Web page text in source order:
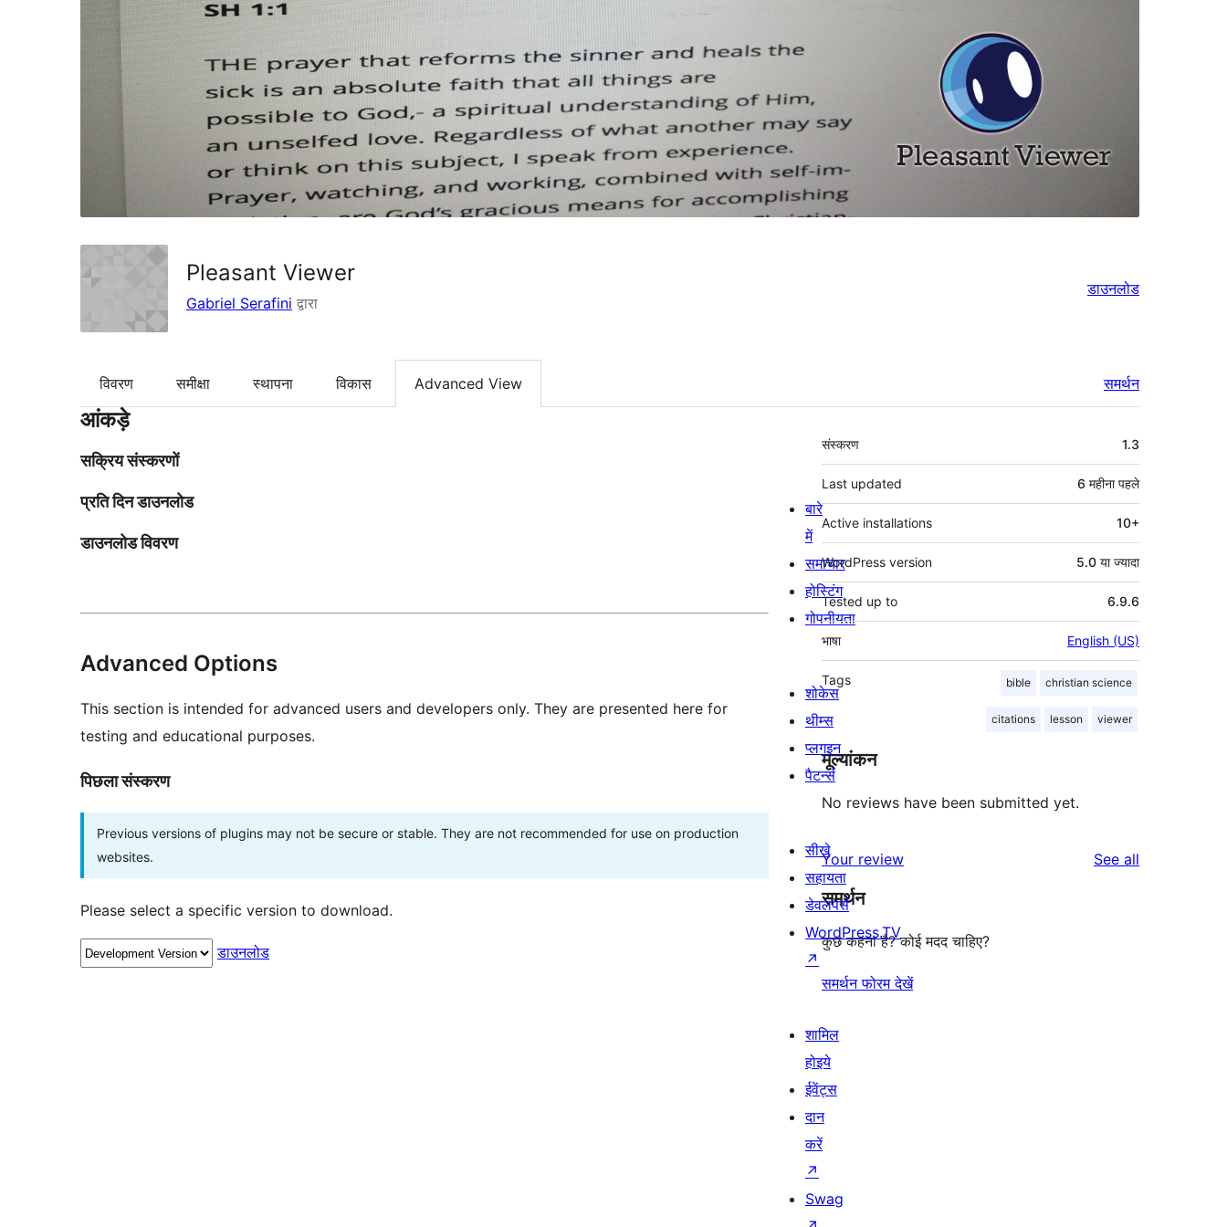
Pleasant Viewer
Gabriel Serafini द्वारा
डाउनलोड
विवरण समीक्षा स्थापना विकास Advanced View समर्थन
आंकड़े
सक्रिय संस्करणों
प्रति दिन डाउनलोड
डाउनलोड विवरण
Advanced Options
This section is intended for advanced users and developers only. They are presented here for
testing and educational purposes.
पिछला संस्करण
Previous versions of plugins may not be secure or stable. They are not recommended for use on production
websites.
Please select a specific version to download.
डाउनलोड
मेटा
संस्करण 1.3
Last updated 6 महीनापहले
Active installations 10+
WordPress version 5.0 या ज्यादा
Tested up to 6.9.6
भाषा English (US)
Tags bible christian science
citations lesson viewer
मूल्यांकन
No reviews have been submitted yet.
Your review See all
समर्थन
कुछ कहना है? कोई मदद चाहिए?
समर्थन फोरम देखें
बारे
में
समाचार
होस्टिंग
गोपनीयता
शोकेस
थीम्स
प्लगइन
पैटर्न्स
सीखे
सहायता
डेवलपर्स
WordPress.TV
↗
शामिल
होइये
ईवेंट्स
दान
करें
↗
Swag